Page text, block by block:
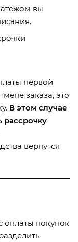
вы
первой
заказа, это
В этом случае
вернутся
оплаты покупок